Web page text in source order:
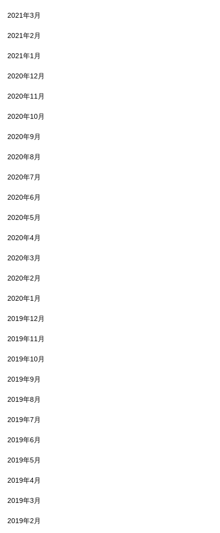
2021年3月
2021年2月
2021年1月
2020年12月
2020年11月
2020年10月
2020年9月
2020年8月
2020年7月
2020年6月
2020年5月
2020年4月
2020年3月
2020年2月
2020年1月
2019年12月
2019年11月
2019年10月
2019年9月
2019年8月
2019年7月
2019年6月
2019年5月
2019年4月
2019年3月
2019年2月